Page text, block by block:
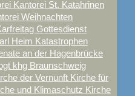
Kantorei St. Katahrinen
Weihnachten
Gottesdienst
Heim Katastrophen
an der Hagenbrücke
khg Braunschweig
der Vernunft Kirche für
und Klimaschutz Kirche